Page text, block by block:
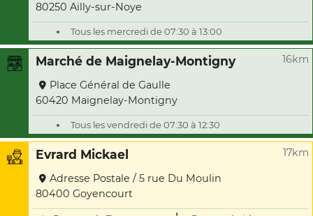
80250 Ailly-sur-Noye
Tous les mercredi de 07:30 à 13:00
Marché de Maignelay-Montigny 16km
Place Général de Gaulle
60420 Maignelay-Montigny
Tous les vendredi de 07:30 à 12:30
Evrard Mickael 17km
Adresse Postale / 5 rue Du Moulin
80400 Goyencourt